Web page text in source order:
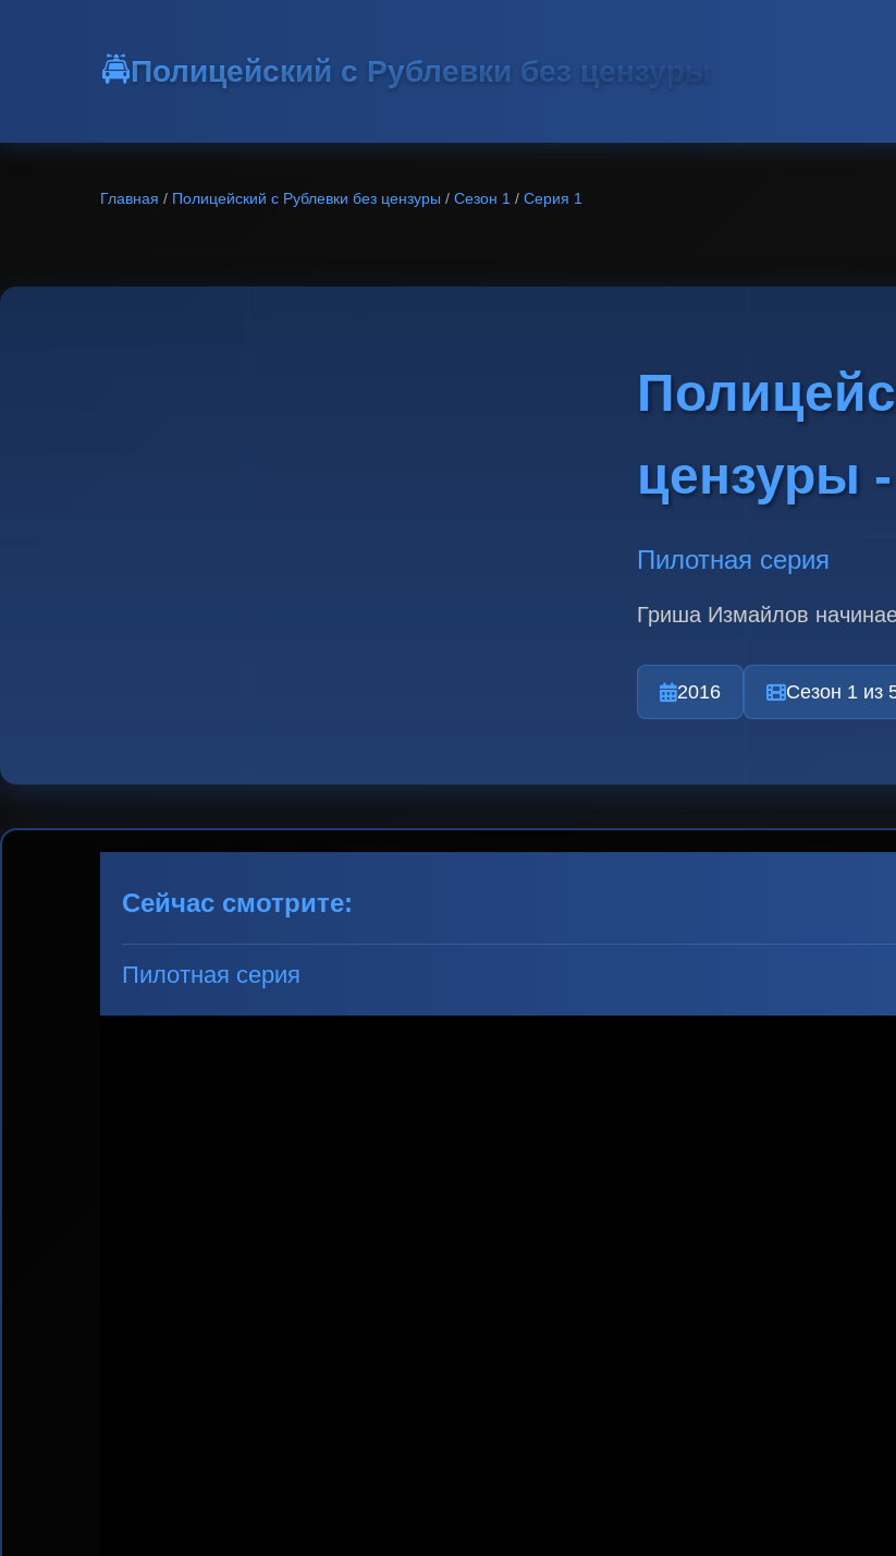
🚔Полицейский с Рублевки без цензуры
Главная / Полицейский с Рублевки без цензуры / Сезон 1 / Серия 1
цензуры
Пилотная серия
Гриша Измайлов
2016 Сезон 1 из
Сейчас смотрите:
Пилотная серия